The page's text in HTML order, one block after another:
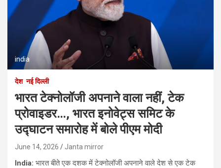
india
देश नई दिल्ली
भारत टेक्नोलॉजी अपनाने वाला नहीं, टेक
प्रोवाइडर…, भारत इनोवेट्स समिट के
उद्घाटन समारोह में बोले पीएम मोदी
June 14, 2026 Janta mirror
India: भारत बीते एक दशक में टेक्नोलॉजी अपनाने वाले देश से एक टेक